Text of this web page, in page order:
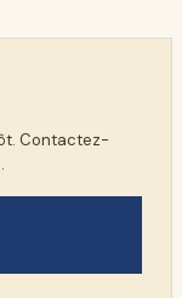
Contactez-